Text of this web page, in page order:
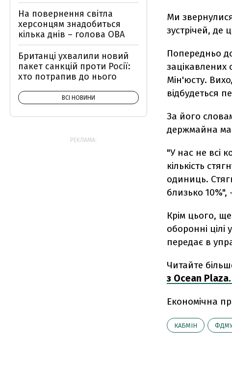
Ми
зустрічей, де
Попередньо
зацікавлених
Мін'юсту.
відбудеться
За його
держмайна
"У нас не всі
кількість
одиниць.
близько 10%",
Крім цього,
оборонні
передає в
Читайте
з Ocean
Економічна
КАБМІН
На повернення світла
херсонцям знадобиться
кілька днів – голова ОВА
Британці ухвалили новий
пакет санкцій проти Росії:
хто потрапив до нього
ВСІ НОВИНИ
РЕКЛАМА: